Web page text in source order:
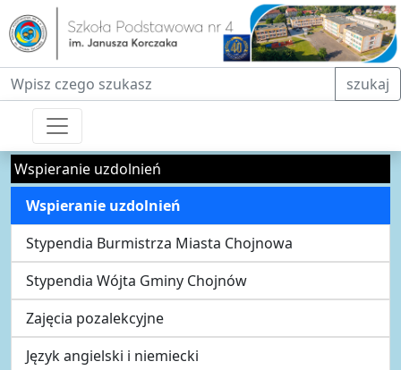
Fraza do wyszukiwania szukaj
Wspieranie uzdolnień
Wspieranie uzdolnień
Stypendia Burmistrza Miasta Chojnowa
Stypendia Wójta Gminy Chojnów
Zajęcia pozalekcyjne
Język angielski i niemiecki